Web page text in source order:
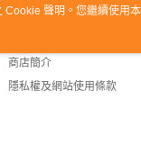
關於我們
商店簡介
隱私權及網站使用條款
Cookie 聲明。您繼續使用